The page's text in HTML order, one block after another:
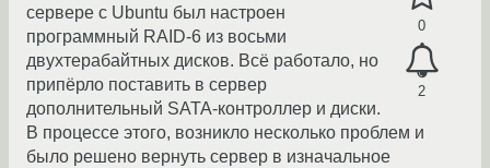
0
2
сервере c Ubuntu был настроен
программный RAID-6 из восьми
двухтерабайтных дисков. Всё работало, но
припёрло поставить в сервер
дополнительный SATA-контроллер и диски.
В процессе этого, возникло несколько проблем и
было решено вернуть сервер в изначальное